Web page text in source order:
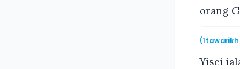
orang
Yisei